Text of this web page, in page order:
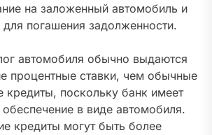
на заложенный автомобиль и
для погашения задолженности.
автомобиля обычно выдаются
процентные ставки, чем обычные
кредиты, поскольку банк имеет
в виде автомобиля.
кредиты могут быть более